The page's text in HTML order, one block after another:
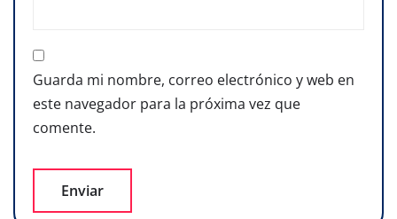
Guarda mi nombre, correo electrónico y web en
este navegador para la próxima vez que
comente.